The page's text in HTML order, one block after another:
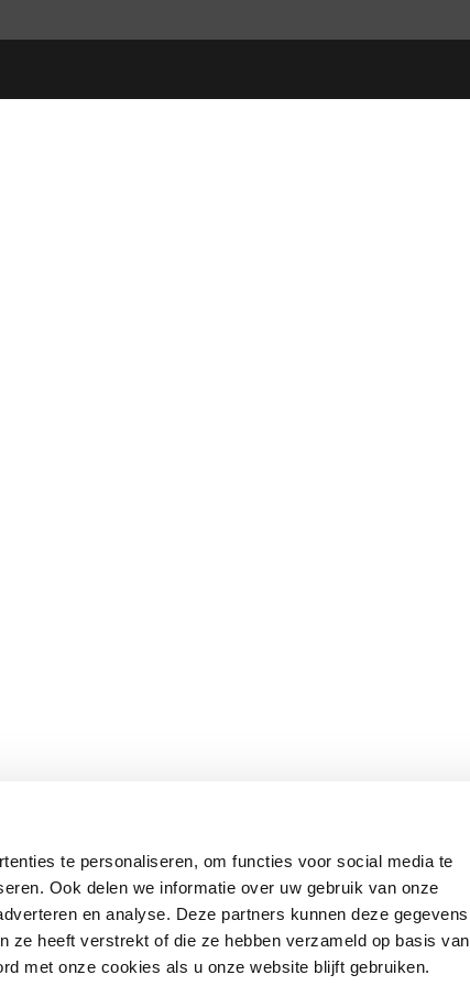
te personaliseren, om functies voor social media te
Ook delen we informatie over uw gebruik van onze
en analyse. Deze partners kunnen deze gegevens
ze heeft verstrekt of die ze hebben verzameld op basis van
met onze cookies als u onze website blijft gebruiken.